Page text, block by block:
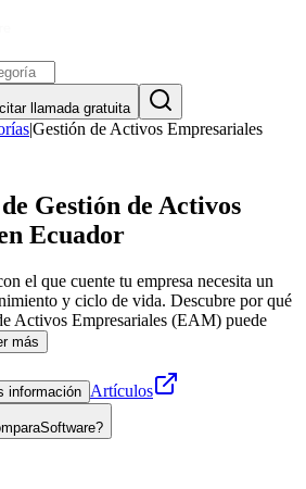
llamada gratuita
|Gestión de Activos Empresariales
Gestión de Activos
Ecuador
el que cuente tu empresa necesita un
y ciclo de vida. Descubre por qué
Activos Empresariales (EAM) puede
más
información Artículos